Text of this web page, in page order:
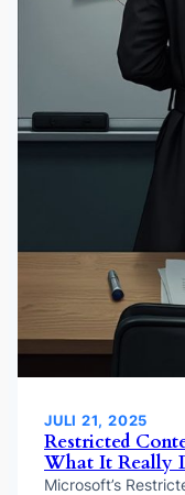
JULI 21, 2025
Restricted
What It Really
Microsoft’s